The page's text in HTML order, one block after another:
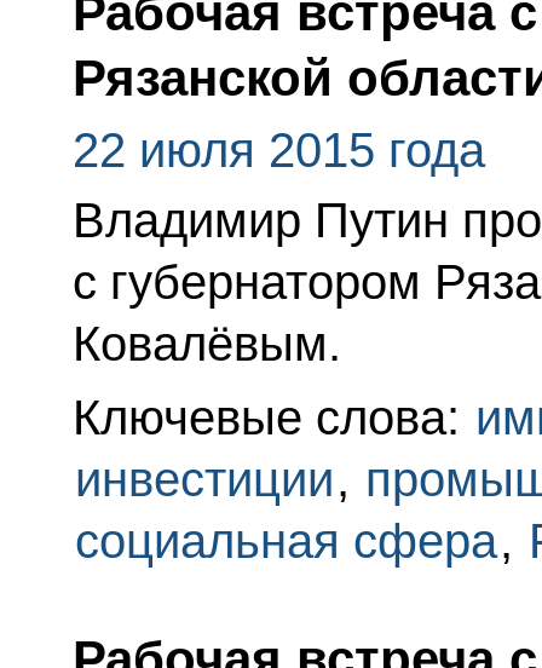
Рабочая встреча
Рязанской
22 июля 2015 года
Владимир Путин
с губернатором
Ковалёвым.
Ключевые слова:
инвестиции,
социальная сфера,